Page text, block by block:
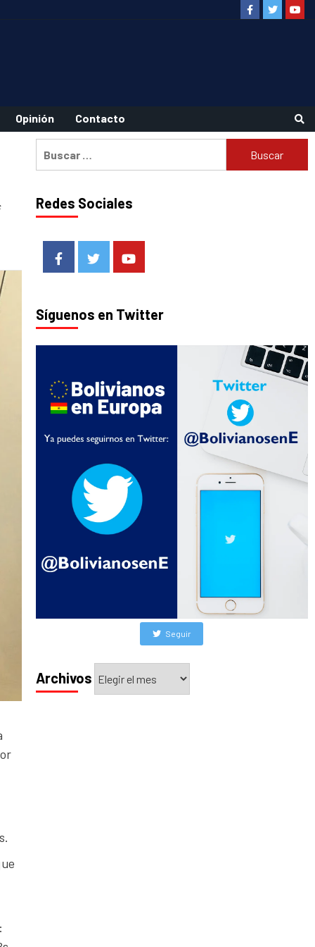
FacebookTwitter
Opinión Contacto
Redes Sociales
FacebookTwitterYoutube
Síguenos en Twitter
Seguir
Archivos
Archivos